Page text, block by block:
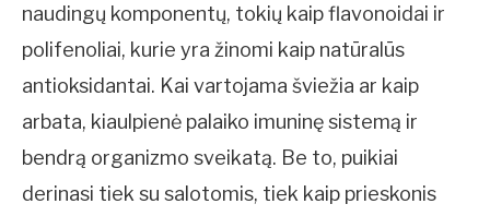
naudingų komponentų, tokių kaip flavonoidai ir
polifenoliai, kurie yra žinomi kaip natūralūs
antioksidantai. Kai vartojama šviežia ar kaip
arbata, kiaulpienė palaiko imuninę sistemą ir
bendrą organizmo sveikatą. Be to, puikiai
derinasi tiek su salotomis, tiek kaip prieskonis